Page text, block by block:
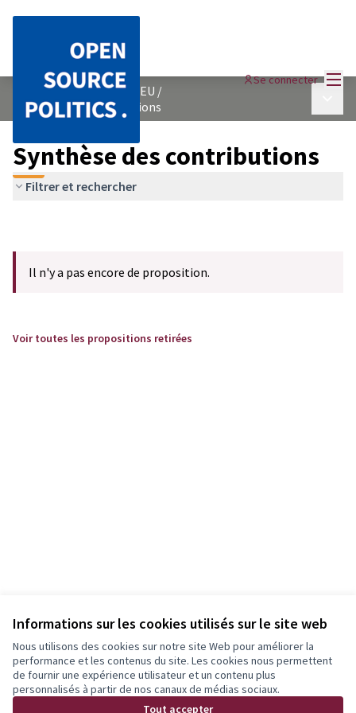
Informations sur les cookies utilisés sur le site web
Nous utilisons des cookies sur notre site Web pour améliorer la
performance et les contenus du site. Les cookies nous permettent
de fournir une expérience utilisateur et un contenu plus
personnalisés à partir de nos canaux de médias sociaux.
Tout accepter
Se connecter
AGIR FACE A L&#39;ENJEU /
Synthèse des contributions
Synthèse des contributions
Filtrer et rechercher
Il n'y a pas encore de proposition.
Voir toutes les propositions retirées